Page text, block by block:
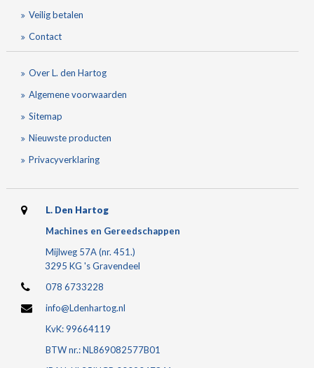
Veilig betalen
Contact
Over L. den Hartog
Algemene voorwaarden
Sitemap
Nieuwste producten
Privacyverklaring
L. Den Hartog
Machines en Gereedschappen
Mijlweg 57A (nr. 451.)
3295 KG 's Gravendeel
078 6733228
info@Ldenhartog.nl
KvK: 99664119
BTW nr.: NL869082577B01